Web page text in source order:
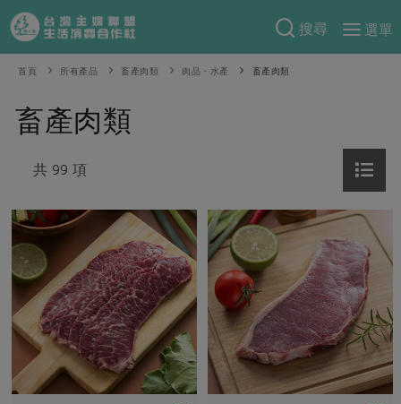
搜尋
選單
產品分類
當季蔬果
一籃菜
芽苗類
奶蛋豆・五穀
蛋 乳製品
豆製品 米麵雜糧
肉品・水產
食譜料理
麵食
肉食
海鮮
常備菜
蔬食
蛋料理
把最好的台灣味帶回家！
防災用品預購圓滿結束
2026年端午節預購圓滿結束
更多預購活動
當季產品
觀點文章
主婦食堂 一籃菜真心話
社內大小事 合作聯合國
產品故事 生活提案
樂齡生活 親子食育
關於合作社
認識合作社
關於我們
合作社組織
員工與求才
重要公告
首頁 所有產品 畜產肉類 肉品・水產 畜產肉類
畜產肉類
共 99 項